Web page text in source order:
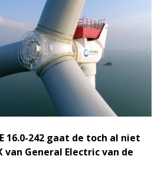
16.0-242 gaat de toch al niet
General Electric van de